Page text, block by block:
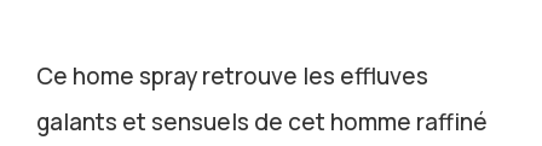
Ce home spray retrouve les effluves
galants et sensuels de cet homme raffiné